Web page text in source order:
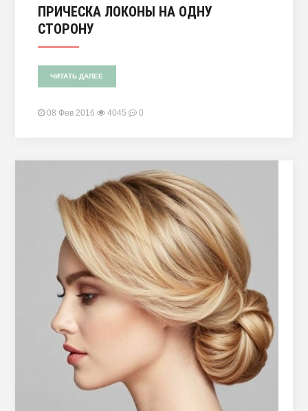
ПРИЧЕСКА ЛОКОНЫ НА ОДНУ
СТОРОНУ
ЧИТАТЬ ДАЛЕЕ
08 Фев 2016 4045 0